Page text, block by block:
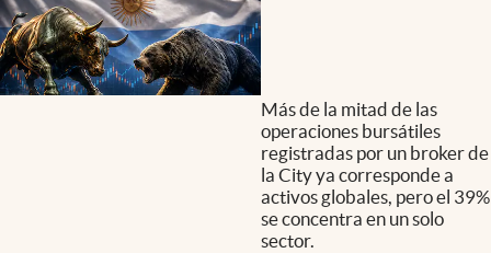
Más de la mitad de las
operaciones bursátiles
registradas por un broker de
la City ya corresponde a
activos globales, pero el 39%
se concentra en un solo
sector.